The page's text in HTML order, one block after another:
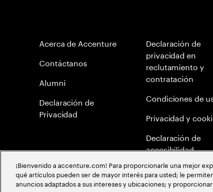
Acerca de Accenture
Contáctanos
Alumni
Declaración de
Privacidad
Declaración de
privacidad en
reclutamiento y
contratación
Condiciones de
Privacidad y
Declaración de
accesibilidad
Mapa del Sitio
Meritocracia
¡Bienvenido a accenture.com! Para proporcionarle una mejor
qué artículos pueden ser de mayor interés para usted; le
anuncios adaptados a sus intereses y ubicaciones; y